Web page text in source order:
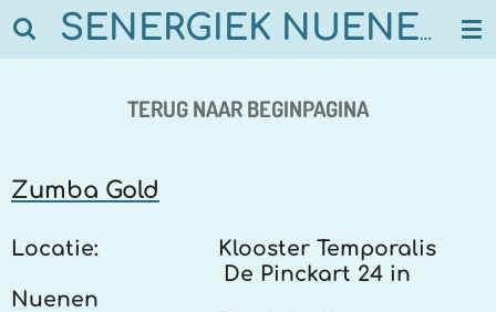
Ga
SENERGIEK NUENEN
TERUG NAAR BEGINPAGINA
Zumba Gold
Locatie:
Klooster Temporalis
De Pinckart 24 in
Nuenen